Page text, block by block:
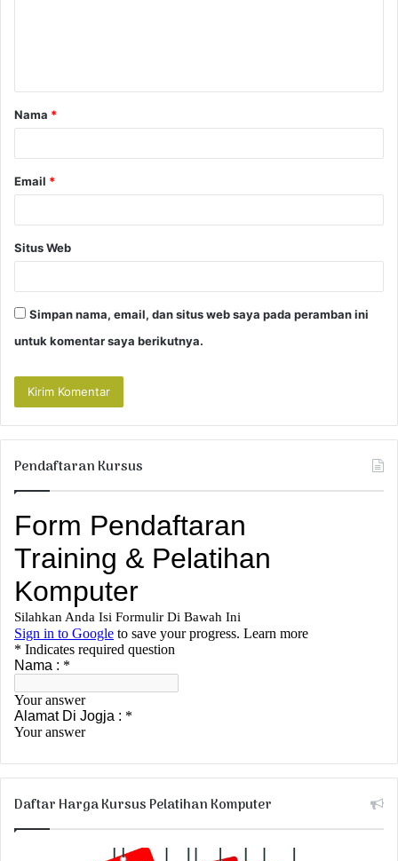
a
r
Nama *
Email *
Situs Web
Simpan nama, email, dan situs web saya pada peramban ini
untuk komentar saya berikutnya.
Pendaftaran Kursus
Daftar Harga Kursus Pelatihan Komputer